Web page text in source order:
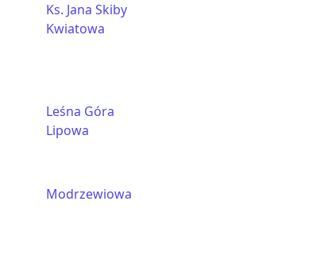
Ks. Jana Skiby
Kwiatowa
Leśna Góra
Lipowa
Modrzewiowa